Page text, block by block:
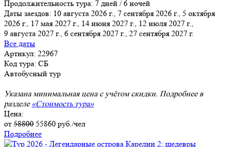
Продолжительность тура: 7 дней / 6 ночей
Даты заездов: 10 августа 2026 г., 7 сентября 2026 г., 5 октября
2026 г., 17 мая 2027 г., 14 июня 2027 г., 12 июля 2027 г.,
9 августа 2027 г., 6 сентября 2027 г., 27 сентября 2027 г.
Все даты
Артикул: 22967
Код тура: СБ
Автобусный тур
Указана минимальная цена с учётом скидки. Подробнее в
разделе «Стоимость тура»
Цена:
от 58800 55860 руб./чел
Подробнее